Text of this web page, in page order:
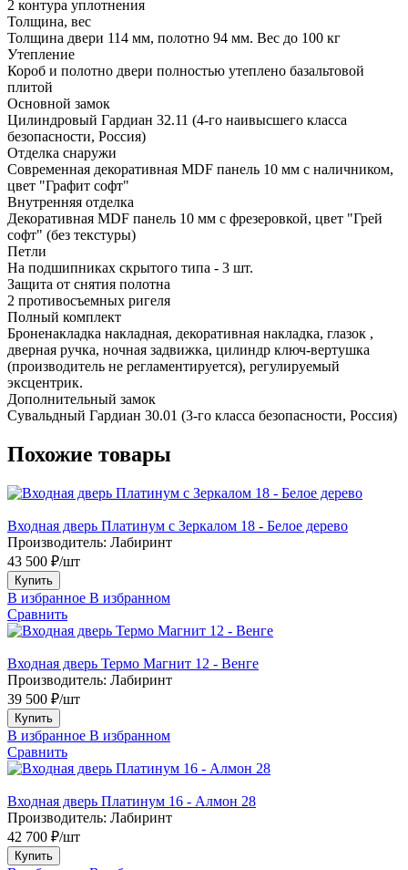
2 контура уплотнения
Толщина, вес
Толщина двери 114 мм, полотно 94 мм. Вес до 100 кг
Утепление
Короб и полотно двери полностью утеплено базальтовой
плитой
Основной замок
Цилиндровый Гардиан 32.11 (4-го наивысшего класса
безопасности, Россия)
Отделка снаружи
Современная декоративная MDF панель 10 мм с наличником,
цвет "Графит софт"
Внутренняя отделка
Декоративная MDF панель 10 мм с фрезеровкой, цвет "Грей
софт" (без текстуры)
Петли
На подшипниках скрытого типа - 3 шт.
Защита от снятия полотна
2 противосъемных ригеля
Полный комплект
Броненакладка накладная, декоративная накладка, глазок ,
дверная ручка, ночная задвижка, цилиндр ключ-вертушка
(производитель не регламентируется), регулируемый
эксцентрик.
Дополнительный замок
Сувальдный Гардиан 30.01 (3-го класса безопасности, Россия)
Похожие товары
Входная дверь Платинум с Зеркалом 18 - Белое дерево
Производитель: Лабиринт
43 500 ₽/шт
Купить
В избранное В избранном
Сравнить
Входная дверь Термо Магнит 12 - Венге
Производитель: Лабиринт
39 500 ₽/шт
Купить
В избранное В избранном
Сравнить
Входная дверь Платинум 16 - Алмон 28
Производитель: Лабиринт
42 700 ₽/шт
Купить